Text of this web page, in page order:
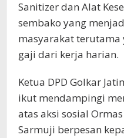
Sanitizer dan Alat
sembako yang
masyarakat terutama
gaji dari kerja harian.
Ketua DPD Golkar
ikut mendampingi
atas aksi sosial
Sarmuji berpesan